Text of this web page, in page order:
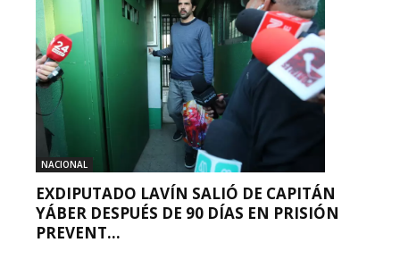
NACIONAL
EXDIPUTADO LAVÍN SALIÓ DE CAPITÁN
YÁBER DESPUÉS DE 90 DÍAS EN PRISIÓN
PREVENT...